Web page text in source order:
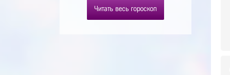
Читать весь гороскоп